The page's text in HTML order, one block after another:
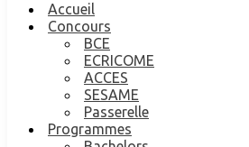
Accueil
Concours
BCE
ECRICOME
ACCES
SESAME
Passerelle
Programmes